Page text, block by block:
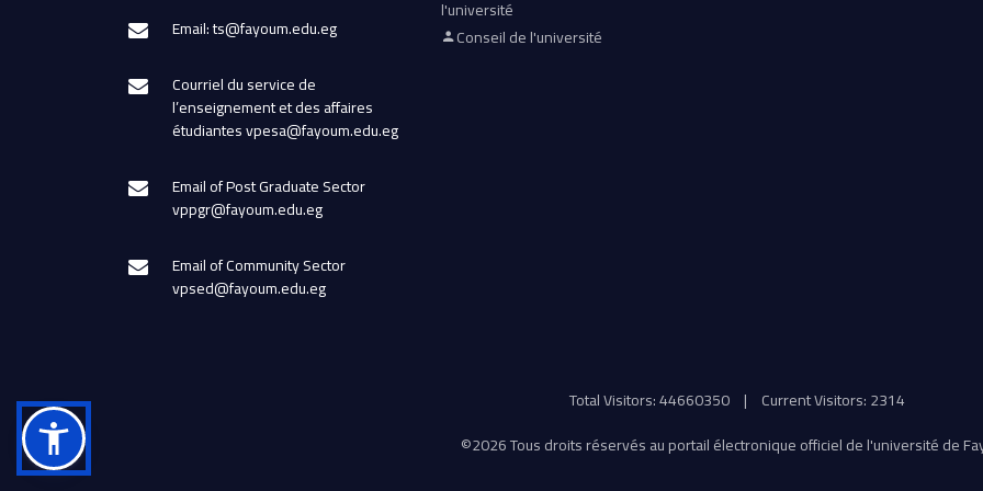
Email: ts@fayoum.edu.eg
Courriel du service de
l’enseignement et des affaires
étudiantes vpesa@fayoum.edu.eg
Email of Post Graduate Sector
vppgr@fayoum.edu.eg
Email of Community Sector
vpsed@fayoum.edu.eg
l'université
Conseil de l'université
Total Visitors: 44660350 | Current Visitors: 2314
©2026 Tous droits réservés au portail électronique officiel de l'université de